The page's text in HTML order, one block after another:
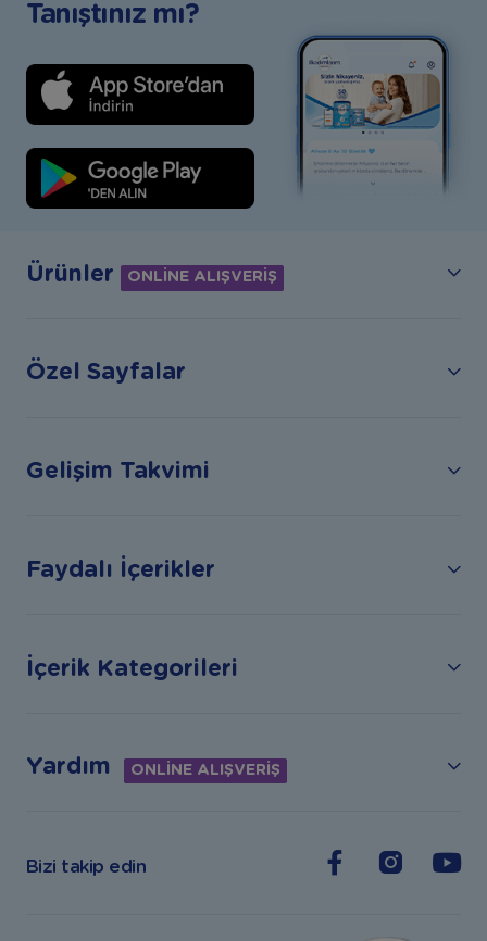
Tanıştınız mı?
Ürünler ONLİNE ALIŞVERİŞ
Özel Sayfalar
Gelişim Takvimi
Faydalı İçerikler
İçerik Kategorileri
Yardım ONLİNE ALIŞVERİŞ
Bizi takip edin